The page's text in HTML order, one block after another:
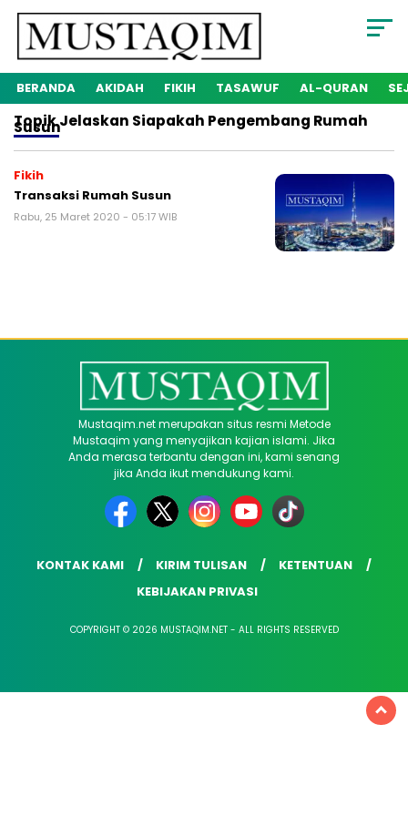
BERANDA AKIDAH FIKIH TASAWUF AL-QURAN
TopikJelaskan Siapakah Pengembang Rumah
Susun
Fikih
Transaksi Rumah Susun
Rabu, 25 Maret 2020 - 05:17 WIB
Mustaqim.net merupakan situs resmi Metode
Mustaqim yang menyajikan kajian islami. Jika
Anda merasa terbantu dengan ini, kami senang
jika Anda ikut mendukung kami.
KONTAK KAMI KIRIM TULISAN
KETENTUAN
KEBIJAKAN PRIVASI
COPYRIGHT © 2026 MUSTAQIM.NET - ALL RIGHTS RESERVED